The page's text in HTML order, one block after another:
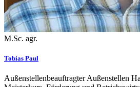
M.Sc. agr.
Tobias Paul
Außenstellenbeauftragter Außenstellen